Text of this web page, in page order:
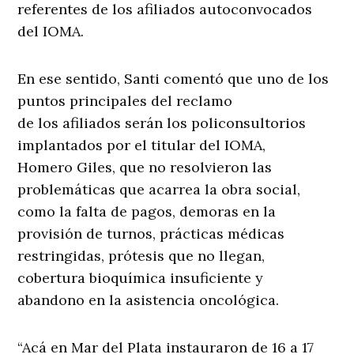
referentes de los afiliados autoconvocados
del IOMA.
En ese sentido, Santi comentó que uno de los
puntos principales del reclamo
de los afiliados serán los policonsultorios
implantados por el titular del IOMA,
Homero Giles, que no resolvieron las
problemáticas que acarrea la obra social,
como la falta de pagos, demoras en la
provisión de turnos, prácticas médicas
restringidas, prótesis que no llegan,
cobertura bioquímica insuficiente y
abandono en la asistencia oncológica.
“Acá en Mar del Plata instauraron de 16 a 17